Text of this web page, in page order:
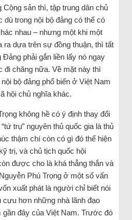
Cộng sản thì, tập trung dân chủ
dù trong nội bộ đảng có thể có
nhau – nhưng một khi một
dựa trên sự đồng thuận, thì tất
phải gắn liền lấy nó ngay
đi chăng nữa. Về mặt này thì
bộ đảng phổ biến ở Việt Nam
hội chủ nghĩa khác.
không hề có ý định thay đổi
trụ” nguyên thủ quốc gia là thủ
thậm chí còn có gì đó thể hiện
trị, và chủ tịch quốc hội
được cho là khá thẳng thắn và
Phú Trọng ở một số vấn
xuất phát là người chỉ biết nói
cựu hơn những nhà lãnh đạo
gần đây của Việt Nam. Trước đó